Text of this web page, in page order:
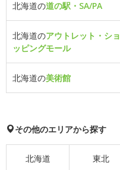
北海道の道の駅・SA/PA
北海道のアウトレット・ショ
ッピングモール
北海道の美術館
その他のエリアから探す
北海道 東北